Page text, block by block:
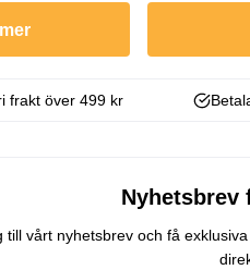
frakt över 499 kr
Nyhetsbrev
till vårt nyhetsbrev och få